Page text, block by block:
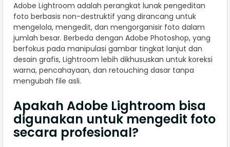
Adobe Lightroom adalah perangkat lunak pengeditan
foto berbasis non-destruktif yang dirancang untuk
mengelola, mengedit, dan mengorganisir foto dalam
jumlah besar. Berbeda dengan Adobe Photoshop, yang
berfokus pada manipulasi gambar tingkat lanjut dan
desain grafis, Lightroom lebih dikhususkan untuk koreksi
warna, pencahayaan, dan retouching dasar tanpa
mengubah file asli.
Apakah Adobe Lightroom bisa
digunakan untuk mengedit foto
secara profesional?